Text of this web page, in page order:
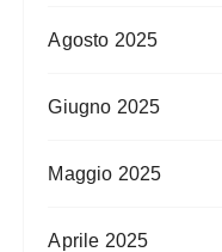
Agosto 2025
Giugno 2025
Maggio 2025
Aprile 2025